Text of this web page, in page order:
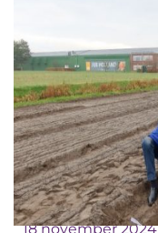
18 november 2024